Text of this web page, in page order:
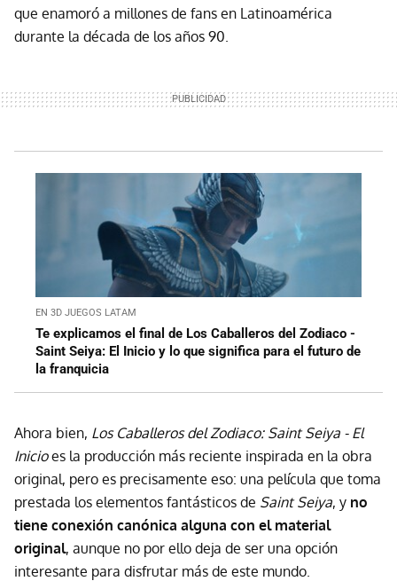
que enamoró a millones de fans en Latinoamérica
durante la década de los años 90.
EN 3D JUEGOS LATAM
Te explicamos el final de Los Caballeros del Zodiaco -
Saint Seiya: El Inicio y lo que significa para el futuro de
la franquicia
Ahora bien, Los Caballeros del Zodiaco: Saint Seiya - El
Inicioes la producción más reciente inspirada en la obra
original, pero es precisamente eso: una película que toma
prestada los elementos fantásticos de Saint Seiya, y no
tiene conexión canónica alguna con el material
original, aunque no por ello deja de ser una opción
interesante para disfrutar más de este mundo.